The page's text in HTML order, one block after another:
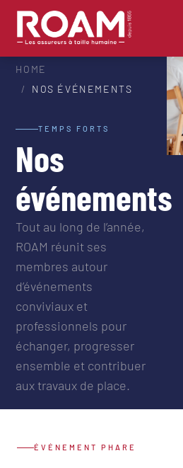
HOME
NOS ÉVÉNEMENTS
TEMPS FORTS
Nos
événements
Tout au long de l’année,
ROAM réunit ses
membres autour
d’événements
conviviaux et
professionnels pour
échanger, progresser
ensemble et contribuer
aux travaux de place.
ÉVÉNEMENT PHARE